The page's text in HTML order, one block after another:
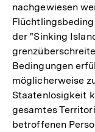
nachgewiesen
der "Sinking
Bedingungen
möglicherweise
Staatenlosigkeit
gesamtes
betroffenen